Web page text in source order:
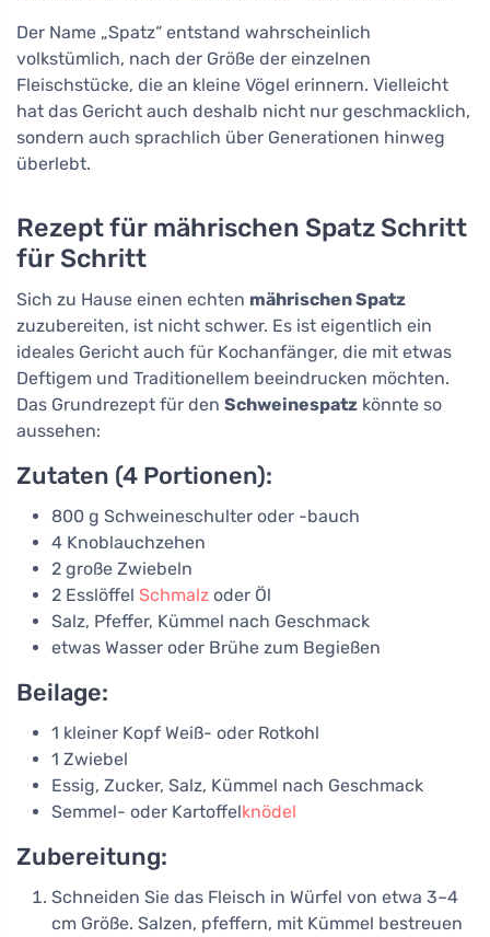
Der Name „Spatz“ entstand wahrscheinlich
volkstümlich, nach der Größe der einzelnen
Fleischstücke, die an kleine Vögel erinnern. Vielleicht
hat das Gericht auch deshalb nicht nur geschmacklich,
sondern auch sprachlich über Generationen hinweg
überlebt.
Rezept für mährischen Spatz Schritt
für Schritt
Sich zu Hause einen echten mährischen Spatz
zuzubereiten, ist nicht schwer. Es ist eigentlich ein
ideales Gericht auch für Kochanfänger, die mit etwas
Deftigem und Traditionellem beeindrucken möchten.
Das Grundrezept für den Schweinespatz könnte so
aussehen:
Zutaten (4 Portionen):
800 g Schweineschulter oder -bauch
4 Knoblauchzehen
2 große Zwiebeln
2 Esslöffel Schmalz oder Öl
Salz, Pfeffer, Kümmel nach Geschmack
etwas Wasser oder Brühe zum Begießen
Beilage:
1 kleiner Kopf Weiß- oder Rotkohl
1 Zwiebel
Essig, Zucker, Salz, Kümmel nach Geschmack
Semmel- oder Kartoffelknödel
Zubereitung:
Schneiden Sie das Fleisch in Würfel von etwa 3–4
cm Größe. Salzen, pfeffern, mit Kümmel bestreuen